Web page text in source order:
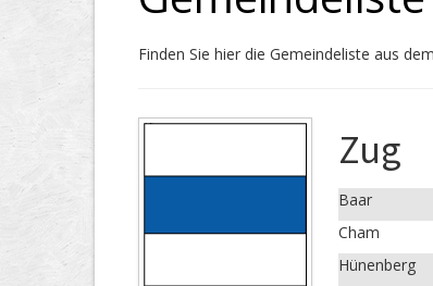
Finden Sie hier die Gemeindeliste aus
Zug
Baar
Cham
Hünenberg